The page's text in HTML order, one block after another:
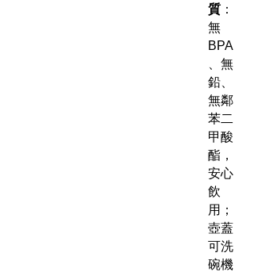
質 ：
無
BPA
、無
鉛、
無鄰
苯二
甲酸
酯，
安心
飲
用；
壺蓋
可洗
碗機